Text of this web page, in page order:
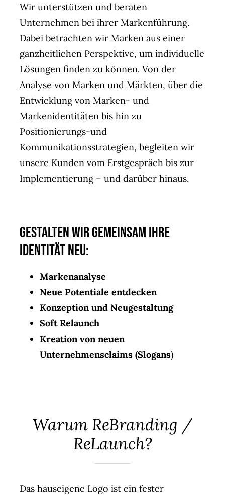
Wir unterstützen und beraten
Unternehmen bei ihrer Markenführung.
Dabei betrachten wir Marken aus einer
ganzheitlichen Perspektive, um individuelle
Lösungen finden zu können. Von der
Analyse von Marken und Märkten, über die
Entwicklung von Marken- und
Markenidentitäten bis hin zu
Positionierungs-und
Kommunikationsstrategien, begleiten wir
unsere Kunden vom Erstgespräch bis zur
Implementierung – und darüber hinaus.
Gestalten wir gemeinsam Ihre
Identität neu:
Markenanalyse
Neue Potentiale entdecken
Konzeption und Neugestaltung
Soft Relaunch
Kreation von neuen
Unternehmensclaims (Slogans)
Warum ReBranding /
ReLaunch?
Das hauseigene Logo ist ein fester